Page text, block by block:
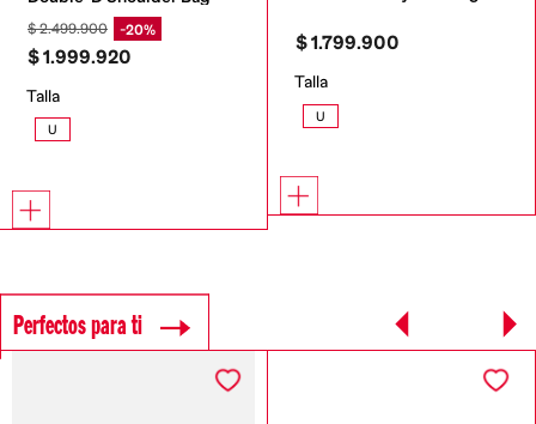
$2.499.900 20%
$1.999.920
Talla
U
$1.799.900
Talla
U
Perfectos para ti